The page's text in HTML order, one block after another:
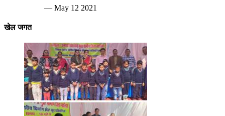
— May 12 2021
खेल जगत